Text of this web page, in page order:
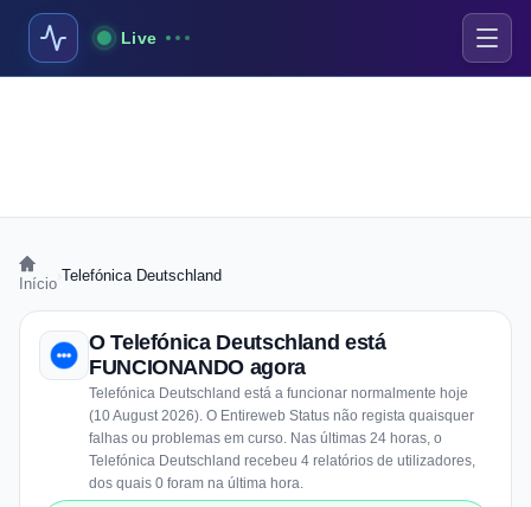
Live
Início Telefónica Deutschland
O Telefónica Deutschland está
FUNCIONANDO agora
Telefónica Deutschland está a funcionar normalmente hoje
(10 August 2026). O Entireweb Status não regista quaisquer
falhas ou problemas em curso. Nas últimas 24 horas, o
Telefónica Deutschland recebeu 4 relatórios de utilizadores,
dos quais 0 foram na última hora.